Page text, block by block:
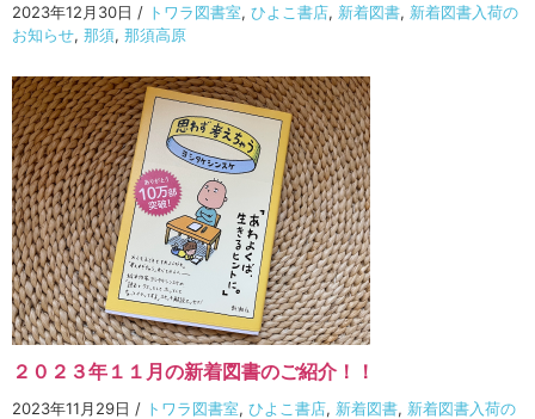
2023年12月30日 / トワラ図書室, ひよこ書店, 新着図書, 新着図書入荷の
お知らせ, 那須, 那須高原
２０２３年１１月の新着図書のご紹介！！
2023年11月29日 / トワラ図書室, ひよこ書店, 新着図書, 新着図書入荷の